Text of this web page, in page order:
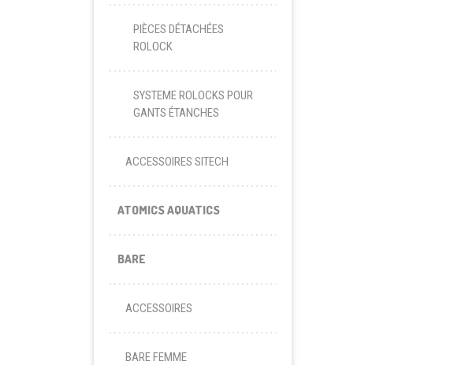
PIÈCES DÉTACHÉES
ROLOCK
SYSTEME ROLOCKS POUR
GANTS ÉTANCHES
ACCESSOIRES SITECH
ATOMICS AQUATICS
BARE
ACCESSOIRES
BARE FEMME